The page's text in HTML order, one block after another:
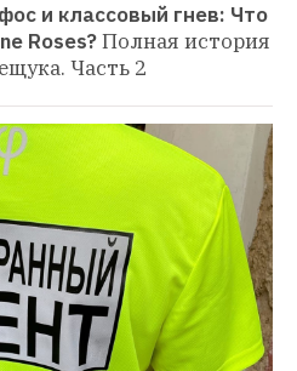
и классовый гнев: Что
Roses?Полная история
Часть 2